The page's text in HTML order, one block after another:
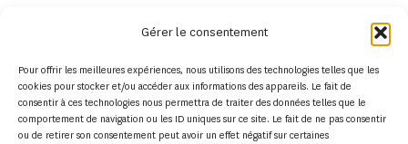
Gérer le consentement
Pour offrir les meilleures expériences, nous utilisons des technologies telles que les
cookies pour stocker et/ou accéder aux informations des appareils. Le fait de
consentir à ces technologies nous permettra de traiter des données telles que le
comportement de navigation ou les ID uniques sur ce site. Le fait de ne pas consentir
ou de retirer son consentement peut avoir un effet négatif sur certaines